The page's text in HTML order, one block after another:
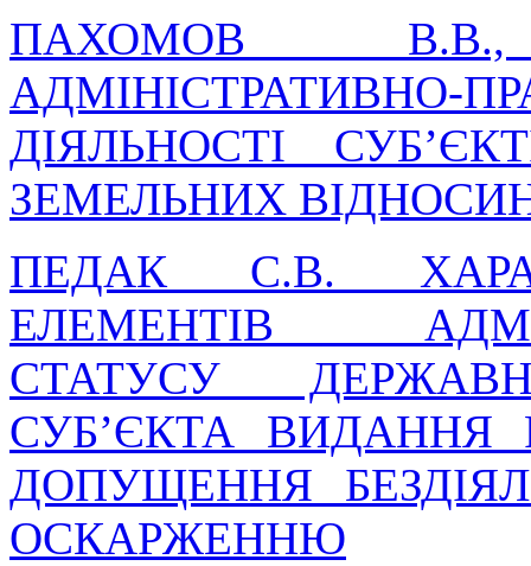
ПАХОМОВ
АДМІНІСТРАТИВНО-
ДІЯЛЬНОСТІ
ЗЕМЕЛЬНИХ
ПЕДАК С.В.
ЕЛЕМЕНТІВ
СТАТУСУ
СУБ’ЄКТА ВИДАННЯ
ДОПУЩЕННЯ
ОСКАРЖЕННЮ